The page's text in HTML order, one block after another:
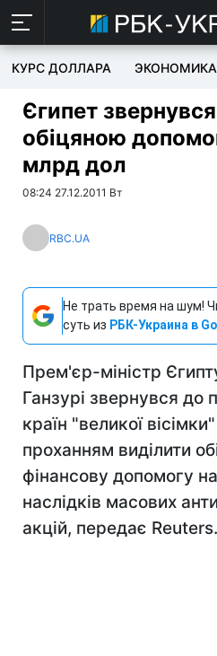
КУРС ДОЛЛАРА ЭКОНОМИКА
Єгипет
обіцяною
млрд дол
08:24 27.12.2011 Вт
RBC.UA
Не трать время на шум!
суть из РБК-Украина в
Прем'єр-міністр
Ганзурі звернувся до
країн "великої
проханням виділити
фінансову допомогу
наслідків масових
акцій, передає Reuters.